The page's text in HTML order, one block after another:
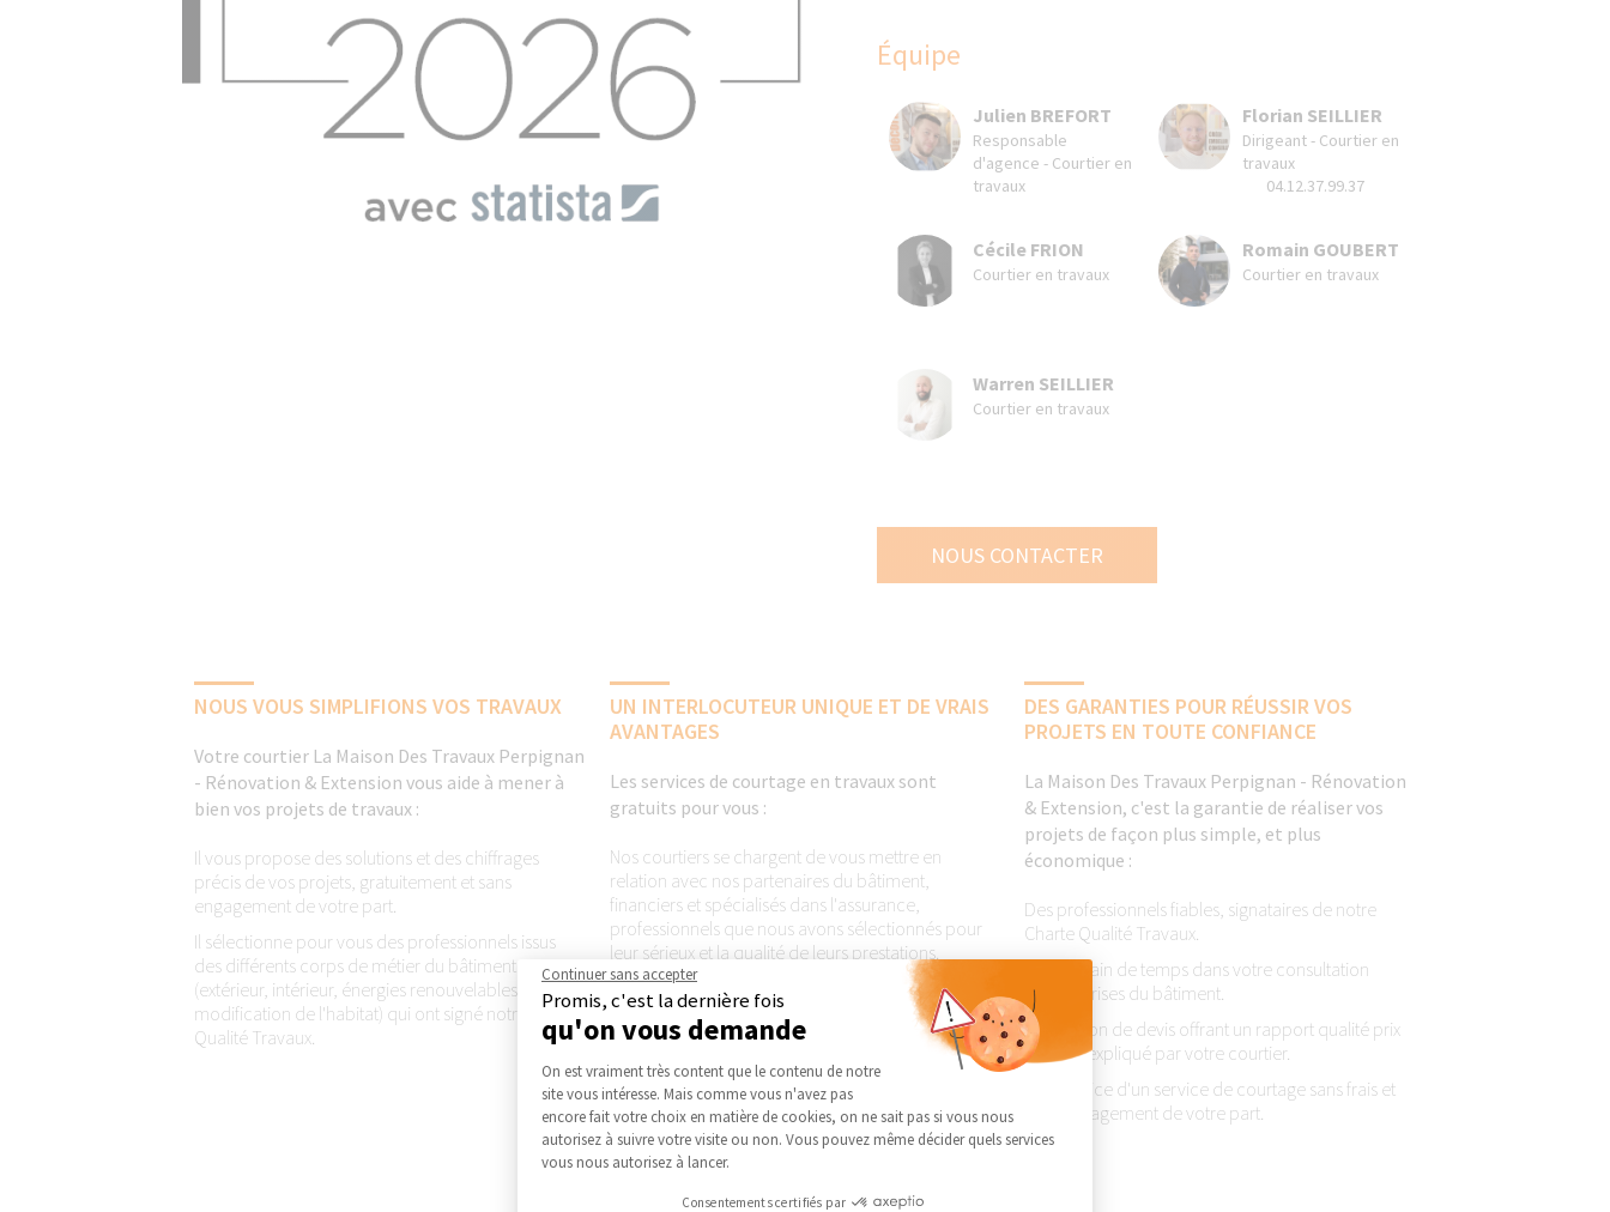
Équipe
Julien BREFORT
Responsable
d'agence - Courtier en
travaux
Florian SEILLIER
Dirigeant - Courtier en
travaux
04.12.37.99.37
Cécile FRION
Courtier en travaux
Romain GOUBERT
Courtier en travaux
Warren SEILLIER
Courtier en travaux
NOUS CONTACTER
NOUS VOUS SIMPLIFIONS VOS TRAVAUX
Votre courtier La Maison Des Travaux Perpignan
- Rénovation & Extension vous aide à mener à
bien vos projets de travaux :
Il vous propose des solutions et des chiffrages
précis de vos projets, gratuitement et sans
engagement de votre part.
Il sélectionne pour vous des professionnels issus
des différents corps de métier du bâtiment
(extérieur, intérieur, énergies renouvelables,
modification de l'habitat) qui ont signé notre Charte
Qualité Travaux.
UN INTERLOCUTEUR UNIQUE ET DE VRAIS
AVANTAGES
Les services de courtage en travaux sont
gratuits pour vous :
Nos courtiers se chargent de vous mettre en
relation avec nos partenaires du bâtiment,
financiers et spécialisés dans l'assurance,
professionnels que nous avons sélectionnés pour
leur sérieux et la qualité de leurs prestations.
Avec la Carte Avantages La Maison Des Travaux
Perpignan - Rénovation & Extension, vous avez
accès à notre panel de partenaires négociants en
matériaux afin de bénéficier de tarifs préférentiels et
de conseils de professionnels.
DES GARANTIES POUR RÉUSSIR VOS
PROJETS EN TOUTE CONFIANCE
La Maison Des Travaux Perpignan - Rénovation
& Extension, c'est la garantie de réaliser vos
projets de façon plus simple, et plus
économique :
Des professionnels fiables, signataires de notre
Charte Qualité Travaux.
Un réel gain de temps dans votre consultation
d'entre prises du bâtiment.
L'obtention de devis offrant un rapport qualité prix
optimal expliqué par votre courtier.
Le bénéfice d'un service de courtage sans frais et
sans engagement de votre part.
Continuer sans accepter
Promis, c'est la dernière fois
qu'on vous demande
Plateforme de Gestion du Consentement : Personnalisez vos Options
On est vraiment très content que le contenu de notre
site vous intéresse. Mais comme vous n'avez pas
encore fait votre choix en matière de cookies, on ne sait pas si vous nous
autorisez à suivre votre visite ou non. Vous pouvez même décider quels services
vous nous autorisez à lancer.
Consentements certifiés par
Axeptio consent